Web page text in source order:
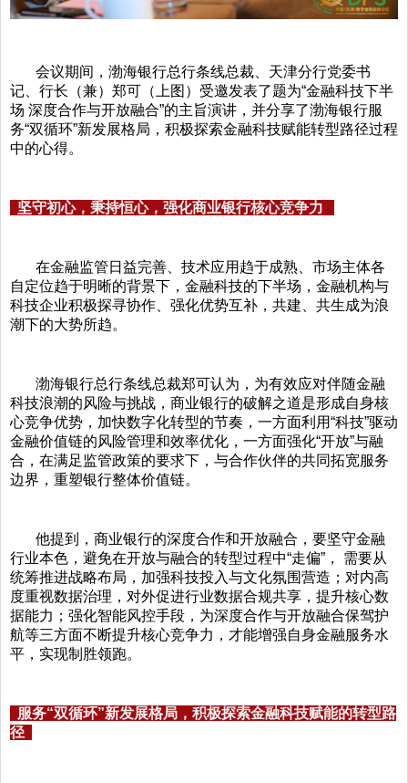
会议期间，渤海银行总行条线总裁、天津分行党委书
记、行长（兼）郑可（上图）受邀发表了题为“金融科技下半
场 深度合作与开放融合”的主旨演讲，并分享了渤海银行服
务“双循环”新发展格局，积极探索金融科技赋能转型路径过程
中的心得。
坚守初心，秉持恒心，强化商业银行核心竞争力
在金融监管日益完善、技术应用趋于成熟、市场主体各
自定位趋于明晰的背景下，金融科技的下半场，金融机构与
科技企业积极探寻协作、强化优势互补，共建、共生成为浪
潮下的大势所趋。
渤海银行总行条线总裁郑可认为，为有效应对伴随金融
科技浪潮的风险与挑战，商业银行的破解之道是形成自身核
心竞争优势，加快数字化转型的节奏，一方面利用“科技”驱动
金融价值链的风险管理和效率优化，一方面强化“开放”与融
合，在满足监管政策的要求下，与合作伙伴的共同拓宽服务
边界，重塑银行整体价值链。
他提到，商业银行的深度合作和开放融合，要坚守金融
行业本色，避免在开放与融合的转型过程中“走偏”， 需要从
统筹推进战略布局，加强科技投入与文化氛围营造；对内高
度重视数据治理，对外促进行业数据合规共享，提升核心数
据能力；强化智能风控手段，为深度合作与开放融合保驾护
航等三方面不断提升核心竞争力，才能增强自身金融服务水
平，实现制胜领跑。
服务“双循环”新发展格局，积极探索金融科技赋能的转型路
径